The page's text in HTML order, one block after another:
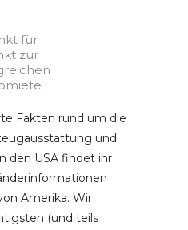
für
zur
Fakten rund um die
und
den USA findet ihr
Amerika. Wir
(und teils